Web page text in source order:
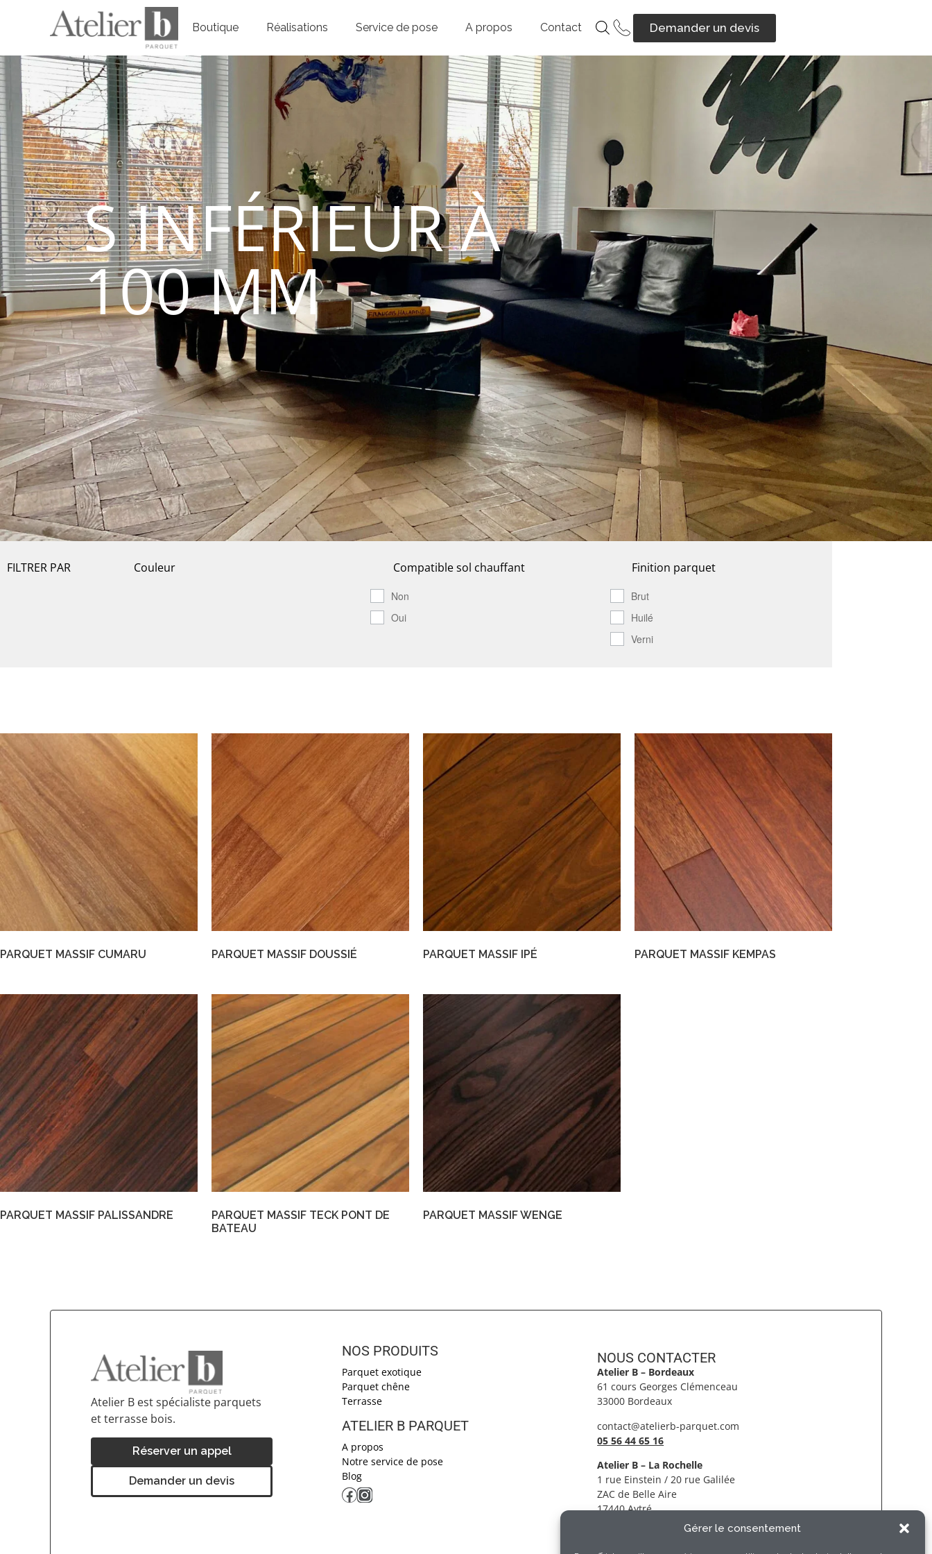
Gérer le consentement
Boutique Réalisations Service de pose A propos Contact Demander un devis
S INFÉRIEUR À
100 MM
FILTRER PAR Couleur Compatible sol chauffant
Non
Oui
Finition parquet
Brut
Huilé
Verni
PARQUET MASSIF CUMARU PARQUET MASSIF DOUSSIÉ PARQUET MASSIF IPÉ PARQUET MASSIF KEMPAS
PARQUET MASSIF PALISSANDRE
PARQUET MASSIF TECK PONT DE
BATEAU
PARQUET MASSIF WENGE
Atelier B est spécialiste parquets
et terrasse bois.
Réserver un appel
Demander un devis
NOS PRODUITS
Parquet exotique
Parquet chêne
Terrasse
ATELIER B PARQUET ​
A propos
Notre service de pose
Blog
NOUS CONTACTER​
Atelier B – Bordeaux
61 cours Georges Clémenceau
33000 Bordeaux
contact@atelierb-parquet.com
05 56 44 65 16
Atelier B – La Rochelle
1 rue Einstein / 20 rue Galilée
ZAC de Belle Aire
17440 Aytré